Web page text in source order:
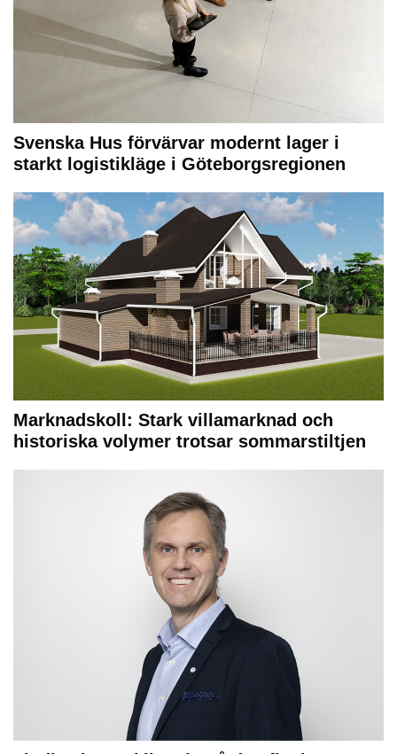
Svenska Hus förvärvar modernt lager i
starkt logistikläge i Göteborgsregionen
Marknadskoll: Stark villamarknad och
historiska volymer trotsar sommarstiltjen